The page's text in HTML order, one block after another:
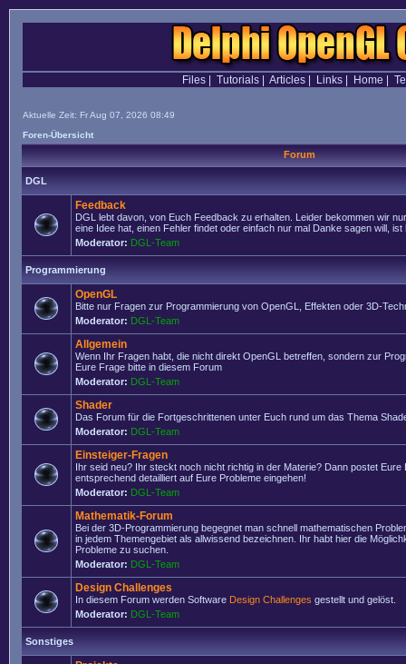
Files| Tutorials| Articles| Links| Home
Aktuelle Zeit: Fr Aug 07, 2026 08:49
Foren-Übersicht
Forum
DGL
Feedback
DGL lebt davon, von Euch Feedback zu erhalten. Leider bekommen wir
eine Idee hat, einen Fehler findet oder einfach nur mal Danke sagen will, ist
Moderator: DGL-Team
Programmierung
OpenGL
Bitte nur Fragen zur Programmierung von OpenGL, Effekten oder 3D-
Moderator: DGL-Team
Allgemein
Wenn Ihr Fragen habt, die nicht direkt OpenGL betreffen, sondern zur
Eure Frage bitte in diesem Forum
Moderator: DGL-Team
Shader
Das Forum für die Fortgeschrittenen unter Euch rund um das Thema
Moderator: DGL-Team
Einsteiger-Fragen
Ihr seid neu? Ihr steckt noch nicht richtig in der Materie? Dann postet Eure
entsprechend detailliert auf Eure Probleme eingehen!
Moderator: DGL-Team
Mathematik-Forum
Bei der 3D-Programmierung begegnet man schnell mathematischen
in jedem Themengebiet als allwissend bezeichnen. Ihr habt hier die
Probleme zu suchen.
Moderator: DGL-Team
Design Challenges
In diesem Forum werden Software Design Challenges gestellt und gelöst.
Moderator: DGL-Team
Sonstiges